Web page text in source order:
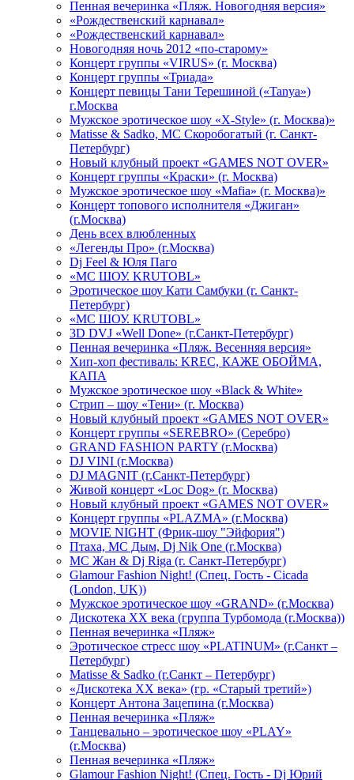
Пенная вечеринка «Пляж. Новогодняя версия»
«Рождественский карнавал»
«Рождественский карнавал»
Новогодняя ночь 2012 «по-старому»
Концерт группы «VIRUS» (г. Москва)
Концерт группы «Триада»
Концерт певицы Тани Терешиной («Tanya»)
г.Москва
Мужское эротическое шоу «X-Style» (г. Москва)»
Matissе & Sadko, MC Скоробогатый (г. Санкт-
Петербург)
Новый клубный проект «GAMES NOT OVER»
Концерт группы «Краски» (г. Москва)
Мужское эротическое шоу «Mafia» (г. Москва)»
Концерт топового исполнителя «Джиган»
(г.Москва)
День всех влюбленных
«Легенды Про» (г.Москва)
Dj Feel & Юля Паго
«МС ШОУ. KRUTOBL»
Эротическое шоу Кати Самбуки (г. Санкт-
Петербург)
«МС ШОУ. KRUTOBL»
3D DVJ «Well Done» (г.Санкт-Петербург)
Пенная вечеринка «Пляж. Весенняя версия»
Хип-хоп фестиваль: KREC, КАЖЕ ОБОЙМА,
КАПА
Мужское эротическое шоу «Black & White»
Стрип – шоу «Тени» (г. Москва)
Новый клубный проект «GAMES NOT OVER»
Концерт группы «SEREBRO» (Серебро)
GRAND FASHION PARTY (г.Москва)
DJ VINI (г.Москва)
DJ MAGNIT (г.Санкт-Петербург)
Живой концерт «Loc Dog» (г. Москва)
Новый клубный проект «GAMES NOT OVER»
Концерт группы «PLAZMA» (г.Москва)
MOVIE NIGHT (Фрик-шоу "Эйфория")
Птаха, МС Дым, Dj Nik One (г.Москва)
МС Жан & Dj Riga (г. Санкт-Петербург)
Glamour Fashion Night! (Спец. Гость - Cicada
(London, UK))
Мужское эротическое шоу «GRAND» (г.Москва)
Дискотека XX века (группа Турбомода (г.Москва))
Пенная вечеринка «Пляж»
Эротическое стресс шоу «PLATINUM» (г.Санкт –
Петербург)
Matisse & Sadko (г.Санкт – Петербург)
«Дискотека ХХ века» (гр. «Старый третий»)
Концерт Антона Зацепина (г.Москва)
Пенная вечеринка «Пляж»
Танцевально – эротическое шоу «PLAY»
(г.Москва)
Пенная вечеринка «Пляж»
Glamour Fashion Night! (Спец. Гость - Dj Юрий